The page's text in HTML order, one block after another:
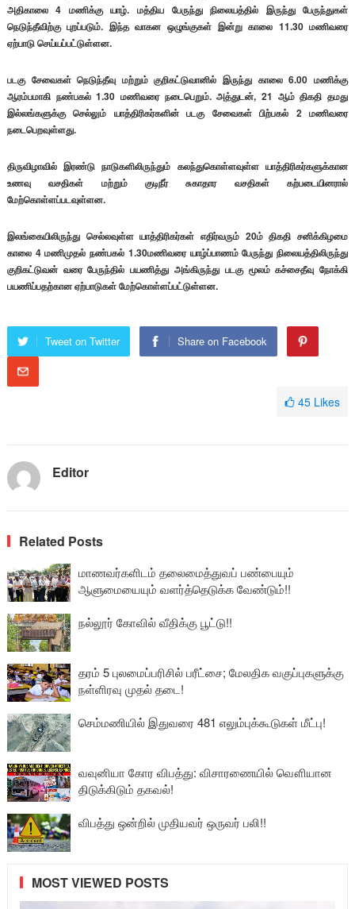
அதிகாலை 4 மணிக்கு யாழ். மத்திய பேருந்து நிலையத்தில் இருந்து பேருந்துகள்
நெடுந்தீவிற்கு புறப்படும். இந்த வாகன ஒழுங்குகள் இன்று காலை 11.30 மணிவரை
ஏற்பாடு செய்யப்பட்டுள்ளன.
படகு சேவைகள் நெடுந்தீவு மற்றும் குறிகட்டுவானில் இருந்து காலை 6.00 மணிக்கு
ஆரம்பமாகி நண்பகல் 1.30 மணிவரை நடைபெறும். அத்துடன், 21 ஆம் திகதி தமது
இல்லங்களுக்கு செல்லும் யாத்திரிகர்களின் படகு சேவைகள் பிற்பகல் 2 மணிவரை
நடைபெறவுள்ளது.
திருவிழாவில் இரண்டு நாடுகளிலிருந்தும் கலந்துகொள்ளவுள்ள யாத்திரிகர்களுக்கான
உணவு வசதிகள் மற்றும் குடிநீர் சுகாதார வசதிகள் கற்படையினரால்
மேற்கொள்ளப்படவுள்ளன.
இலங்கையிலிருந்து செல்லவுள்ள யாத்திரிகர்கள் எதிர்வரும் 20ம் திகதி சனிக்கிழமை
காலை 4 மணிமுதல் நண்பகல் 1.30மணிவரை யாழ்ப்பாணம் பேருந்து நிலையத்திலிருந்து
குறிகட்டுவன் வரை பேருந்தில் பயணித்து அங்கிருந்து படகு மூலம் கச்சைதீவு நோக்கி
பயணிப்பதற்கான ஏற்பாடுகள் மேற்கொள்ளப்பட்டுள்ளன.
Tweet on Twitter Share on Facebook
45 Likes
Editor
Related Posts
மாணவர்களிடம் தலைமைத்துவப் பண்பையும்
ஆளுமையையும் வளர்த்தெடுக்க வேண்டும்!!
நல்லூர் கோவில் வீதிக்கு பூட்டு!!
தரம் 5 புலமைப்பரிசில் பரீட்சை; மேலதிக வகுப்புகளுக்கு
நள்ளிரவு முதல் தடை!
செம்மணியில் இதுவரை 481 எலும்புக்கூடுகள் மீட்பு!
வவுனியா கோர விபத்து: விசாரணையில் வௌியான
திடுக்கிடும் தகவல்!
விபத்து ஒன்றில் முதியவர் ஒருவர் பலி!!
MOST VIEWED POSTS